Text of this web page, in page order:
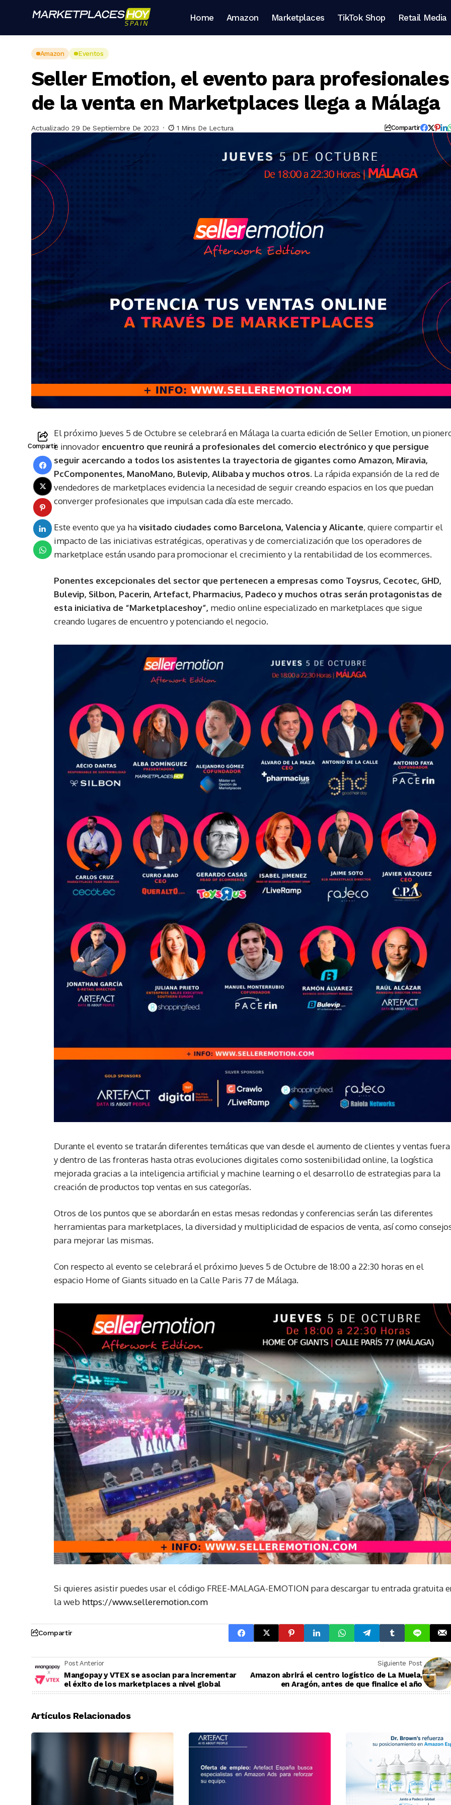
Home Amazon Marketplaces TikTok Shop Retail Media
Amazon Eventos
Seller Emotion, el evento para profesionales
de la venta en Marketplaces llega a Málaga
Actualizado 29 De Septiembre De 2023 1 Mins De Lectura Compartir
Compartir
El próximo Jueves 5 de Octubre se celebrará en Málaga la cuarta edición de Seller Emotion, un
e innovador encuentro que reunirá a profesionales del comercio electrónico y que persigue
seguir acercando a todos los asistentes la trayectoria de gigantes como Amazon, Miravia,
PcComponentes, ManoMano, Bulevip, Alibaba y muchos otros. La rápida expansión de la red de
vendedores de marketplaces evidencia la necesidad de seguir creando espacios en los que puedan
converger profesionales que impulsan cada día este mercado.
Este evento que ya havisitado ciudades como Barcelona, Valencia y Alicante, quiere compartir el
impacto de las iniciativas estratégicas, operativas y de comercialización que los operadores de
marketplace están usando para promocionar el crecimiento y la rentabilidad de los ecommerces.
Ponentes excepcionales del sector que pertenecen a empresas como Toysrus, Cecotec, GHD,
Bulevip, Silbon, Pacerin, Artefact, Pharmacius, Padeco y muchos otras serán protagonistas de
esta iniciativa de “Marketplaceshoy”, medio online especializado en marketplaces que sigue
creando lugares de encuentro y potenciando el negocio.
Durante el evento se tratarán diferentes temáticas que van desde el aumento de clientes y ventas fuera
y dentro de las fronteras hasta otras evoluciones digitales como sostenibilidad online, la logística
mejorada gracias a la inteligencia artificial y machine learning o el desarrollo de estrategias para la
creación de productos top ventas en sus categorías.
Otros de los puntos que se abordarán en estas mesas redondas y conferencias serán las diferentes
herramientas para marketplaces, la diversidad y multiplicidad de espacios de venta, así como
para mejorar las mismas.
Con respecto al evento se celebrará el próximo Jueves 5 de Octubre de 18:00 a 22:30 horas en el
espacio Home of Giants situado en la Calle Paris 77 de Málaga.
Si quieres asistir puedes usar el código FREE-MALAGA-EMOTION para descargar tu entrada gratuita
la web https://www.selleremotion.com
Compartir
Post Anterior
Mangopay y VTEX se asocian para incrementar
el éxito de los marketplaces a nivel global
Siguiente Post
Amazon abrirá el centro logístico de La Muela,
en Aragón, antes de que finalice el año
Artículos Relacionados